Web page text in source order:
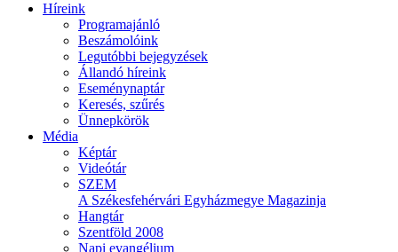
Híreink
Programajánló
Beszámolóink
Legutóbbi bejegyzések
Állandó híreink
Eseménynaptár
Keresés, szűrés
Ünnepkörök
Média
Képtár
Videótár
SZEM
A Székesfehérvári Egyházmegye Magazinja
Hangtár
Szentföld 2008
Napi evangélium